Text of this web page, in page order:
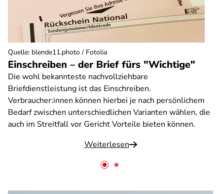
Einschreiben – der Brief fürs "Wichtige"
Die wohl bekannteste nachvollziehbare
Briefdienstleistung ist das Einschreiben.
Verbraucher:innen können hierbei je nach persönlichem
Bedarf zwischen unterschiedlichen Varianten wählen, die
auch im Streitfall vor Gericht Vorteile bieten können.
Weiterlesen
Quelle: blende11.photo / Fotolia